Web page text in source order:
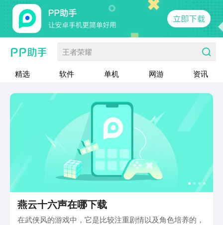
王者荣耀
精选 软件 单机 网游 资讯
燕云十六声在哪下载
在武侠风的游戏中，它是比较注重剧情以及角色培养的，